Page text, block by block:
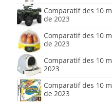
Comparatif des 10
de 2023
Comparatif des 10
de 2023
Comparatif des 10
2023
Comparatif des 10
de 2023